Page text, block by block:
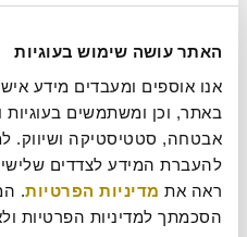
האתר עושה שימוש בעוגיות
ראה את מדיניות הפרטיות
הסכמתך למדיניות הפרטיות
הלו?
וזה המקום גם להודות
פטנט על המצאתו ב- 14.2.1876!